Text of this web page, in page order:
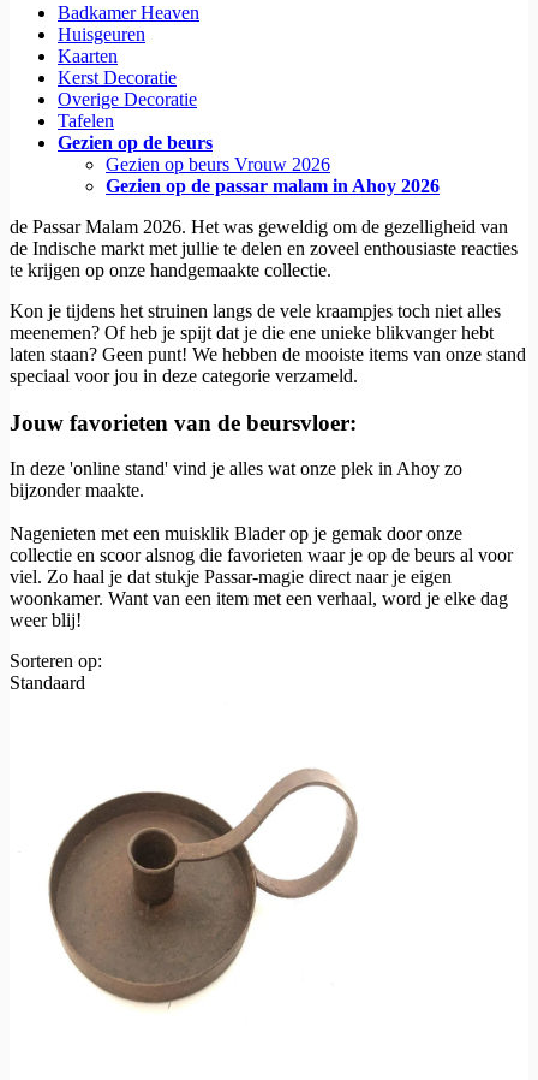
Badkamer Heaven
Huisgeuren
Kaarten
Kerst Decoratie
Overige Decoratie
Tafelen
Gezien op de beurs
Gezien op beurs Vrouw 2026
Gezien op de passar malam in Ahoy 2026
de Passar Malam 2026. Het was geweldig om de gezelligheid van
de Indische markt met jullie te delen en zoveel enthousiaste reacties
te krijgen op onze handgemaakte collectie.
Kon je tijdens het struinen langs de vele kraampjes toch niet alles
meenemen? Of heb je spijt dat je die ene unieke blikvanger hebt
laten staan? Geen punt! We hebben de mooiste items van onze stand
speciaal voor jou in deze categorie verzameld.
Jouw favorieten van de beursvloer:
In deze 'online stand' vind je alles wat onze plek in Ahoy zo
bijzonder maakte.
Nagenieten met een muisklik Blader op je gemak door onze
collectie en scoor alsnog die favorieten waar je op de beurs al voor
viel. Zo haal je dat stukje Passar-magie direct naar je eigen
woonkamer. Want van een item met een verhaal, word je elke dag
weer blij!
Sorteren op:
Standaard